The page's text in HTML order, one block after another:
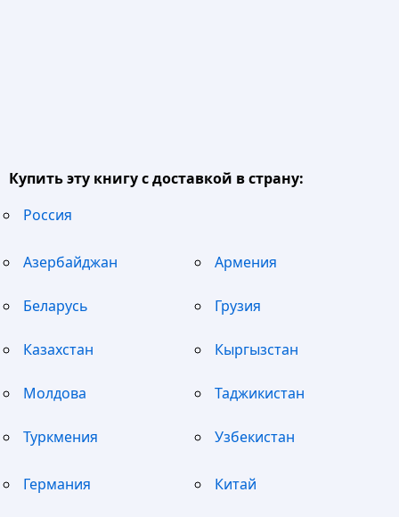
Купить эту книгу с доставкой в страну:
Россия
Азербайджан Армения
Беларусь Грузия
Казахстан Кыргызстан
Молдова Таджикистан
Туркмения Узбекистан
Германия Китай